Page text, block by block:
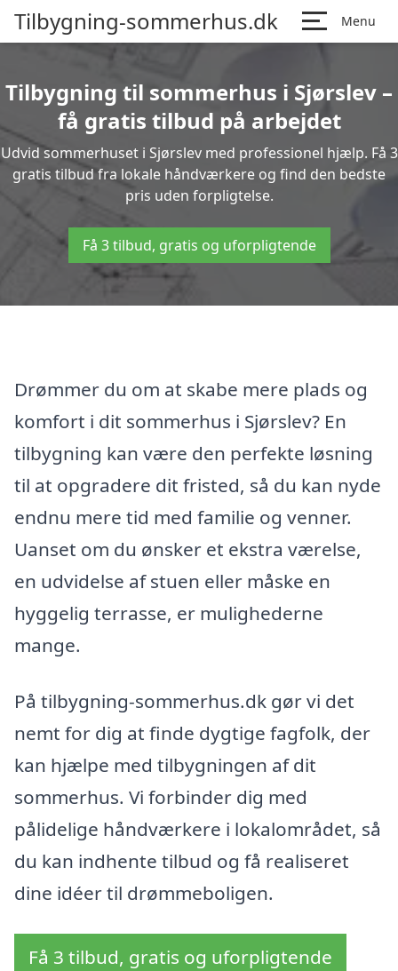
Tilbygning-sommerhus.dk Menu
Tilbygning til sommerhus i Sjørslev –
få gratis tilbud på arbejdet
Udvid sommerhuset i Sjørslev med professionel hjælp. Få 3
gratis tilbud fra lokale håndværkere og find den bedste
pris uden forpligtelse.
Få 3 tilbud, gratis og uforpligtende
Drømmer du om at skabe mere plads og
komfort i dit sommerhus i Sjørslev? En
tilbygning kan være den perfekte løsning
til at opgradere dit fristed, så du kan nyde
endnu mere tid med familie og venner.
Uanset om du ønsker et ekstra værelse,
en udvidelse af stuen eller måske en
hyggelig terrasse, er mulighederne
mange.
På tilbygning-sommerhus.dk gør vi det
nemt for dig at finde dygtige fagfolk, der
kan hjælpe med tilbygningen af dit
sommerhus. Vi forbinder dig med
pålidelige håndværkere i lokalområdet, så
du kan indhente tilbud og få realiseret
dine idéer til drømmeboligen.
Få 3 tilbud, gratis og uforpligtende